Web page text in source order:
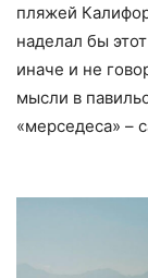
пляжей
наделал бы
иначе и не
мысли в
«мерседеса» –